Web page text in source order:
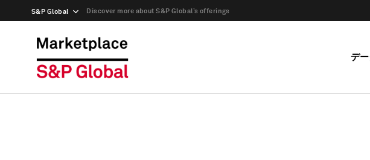
S&P Global Discover more about S&P Global’s offerings
デー